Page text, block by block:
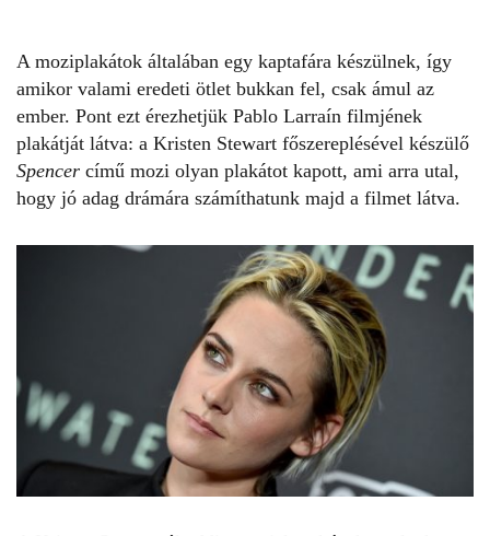
A moziplakátok általában egy kaptafára készülnek, így
amikor valami eredeti ötlet bukkan fel, csak ámul az
ember. Pont ezt érezhetjük Pablo Larraín filmjének
plakátját látva: a Kristen Stewart főszereplésével készülő
Spencer című mozi olyan plakátot kapott, ami arra utal,
hogy jó adag drámára számíthatunk majd a filmet látva.